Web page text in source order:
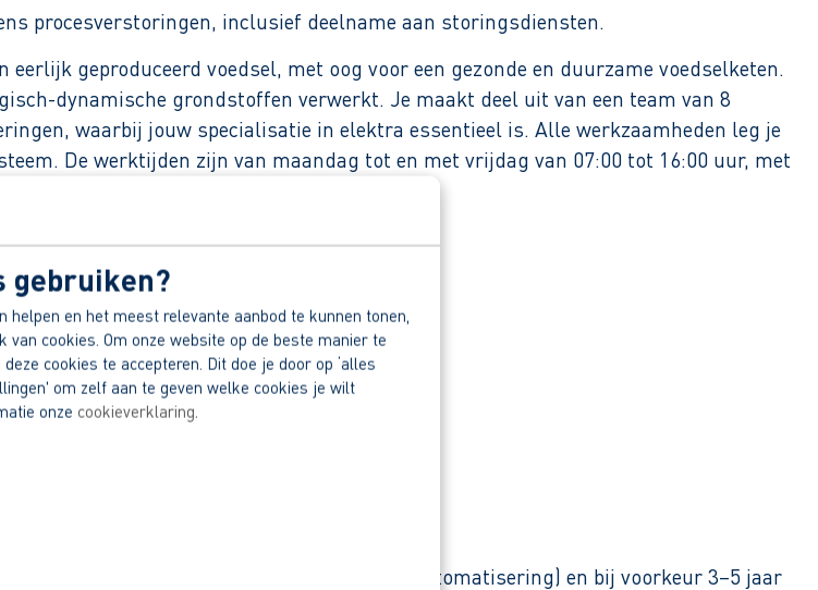
gebruiken?
helpen en het meest relevante aanbod te kunnen tonen,
cookies. Om onze website op de beste manier te
cookies te accepteren. Dit doe je door op ‘alles
om zelf aan te geven welke cookies je wilt
onze cookieverklaring.
procesverstoringen, inclusief deelname aan storingsdiensten.
geproduceerd voedsel, met oog voor een gezonde en duurzame voedselketen.
dynamische grondstoffen verwerkt. Je maakt deel uit van een team van 8
waarbij jouw specialisatie in elektra essentieel is. Alle werkzaamheden leg je
De werktijden zijn van maandag tot en met vrijdag van 07:00 tot 16:00 uur, met
4,25% eindejaarsuitkering.
opleiding (elektronica/industriële automatisering) en bij voorkeur 3–5 jaar